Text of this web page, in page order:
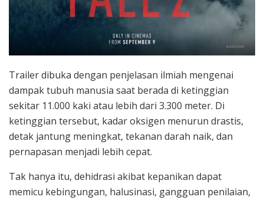
Trailer dibuka dengan penjelasan ilmiah mengenai
dampak tubuh manusia saat berada di ketinggian
sekitar 11.000 kaki atau lebih dari 3.300 meter. Di
ketinggian tersebut, kadar oksigen menurun drastis,
detak jantung meningkat, tekanan darah naik, dan
pernapasan menjadi lebih cepat.
Tak hanya itu, dehidrasi akibat kepanikan dapat
memicu kebingungan, halusinasi, gangguan penilaian,